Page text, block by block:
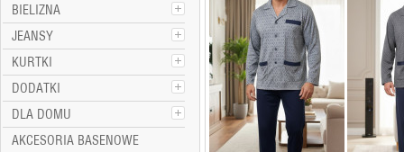
BIELIZNA
JEANSY
KURTKI
DODATKI
DLA DOMU
AKCESORIA BASENOWE